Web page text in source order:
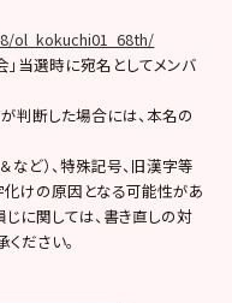
ol_kokuchi01_68th/
」当選時に宛名としてメンバ
判断した場合には、本名の
など）、特殊記号、旧漢字等
けの原因となる可能性があ
じに関しては、書き直しの対
ださい。